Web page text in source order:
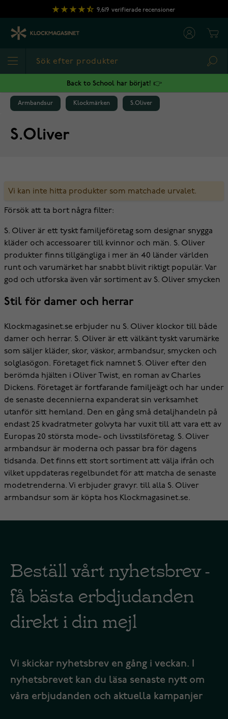
Hoppa till innehållet
9,619 verifierade recensioner
Back to School har börjat! 👉
Armbandsur Klockmärken S.Oliver
S.Oliver
Vi kan inte hitta produkter som matchade urvalet.
Försök att ta bort några filter:
S. Oliver är ett tyskt familjeföretag som designar snygga
kläder och accessoarer till kvinnor och män. S. Oliver
produkter finns tillgängliga i mer än 40 länder världen
runt och varumärket har snabbt blivit riktigt populär. Var
god och utforska även vår sortiment av S. Oliver smycken
Stil för damer och herrar
Klockmagasinet.se erbjuder nu S. Oliver klockor till både
damer och herrar. S. Oliver är ett välkänt tyskt varumärke
som säljer kläder, skor, väskor, armbandsur, smycken och
solglasögon. Företaget fick namnet S. Oliver efter den
berömda hjälten i Oliver Twist, en roman av Charles
Dickens. Företaget är fortfarande familjeägt och har under
de senaste decennierna expanderat sin verksamhet
utanför sitt hemland. Den en gång små detaljhandeln på
endast 25 kvadratmeter golvyta har vuxit till att vara ett av
Europas 20 största mode- och livsstilsföretag. S. Oliver
armbandsur är moderna och passar bra för dagens
tidsanda. Det finns ett stort sortiment att välja ifrån och
vilket uppdateras regelbundet för att matcha de senaste
modetrenderna. Vi erbjuder gravyr. till alla S. Oliver
armbandsur som är köpta hos Klockmagasinet.se.
Beställ vårt nyhetsbrev -
få bästa erbdjudanden
direkt i din mejl
Vi skickar nyhetsbrev en gång i veckan. I
nyhetsbrevet kan du läsa senaste nytt om
våra erbjudanden och aktuella kampanjer